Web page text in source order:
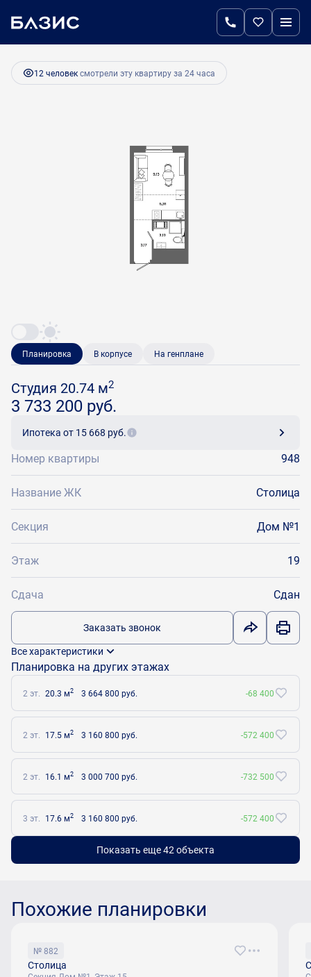
Студия20.74 м 3 733 200 руб.
Ипотекаот 15 668 руб.
12 человексмотрели эту квартиру за 24 часа
Планировка В корпусе На генплане
Студия 20.74 м2
3 733 200 руб.
Ипотека от 15 668 руб.
Номер квартиры 948
Название ЖК Столица
Секция Дом №1
Этаж 19
Сдача Сдан
Заказать звонок
Все характеристики
Планировка на других этажах
2 эт. 20.3 м2 3 664 800 руб. -68 400
2 эт. 17.5 м2 3 160 800 руб. -572 400
2 эт. 16.1 м2 3 000 700 руб. -732 500
3 эт. 17.6 м2 3 160 800 руб. -572 400
Показать еще 42 объектa
Похожие планировки
№ 882
Столица